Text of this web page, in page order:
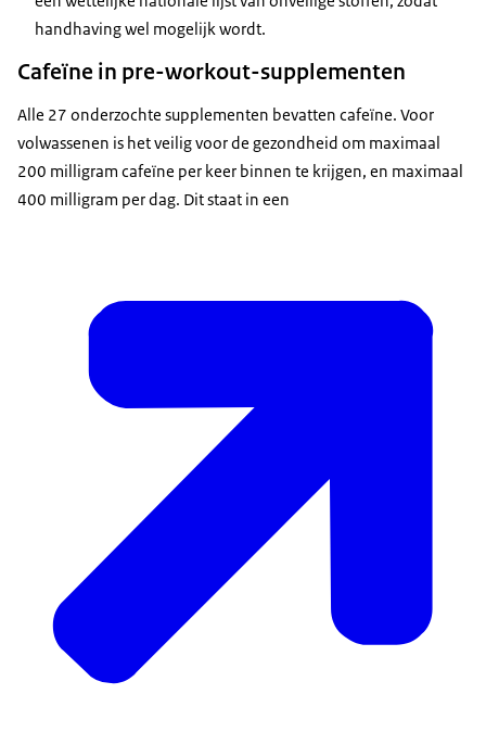
handhaving wel mogelijk wordt.
Cafeïne in pre-workout-supplementen
Alle 27 onderzochte supplementen bevatten cafeïne. Voor
volwassenen is het veilig voor de gezondheid om maximaal
200 milligram cafeïne per keer binnen te krijgen, en maximaal
400 milligram per dag. Dit staat in een